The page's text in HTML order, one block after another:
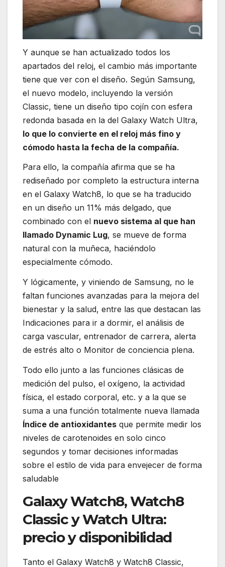
Y aunque se han actualizado todos los
apartados del reloj, el cambio más importante
tiene que ver con el diseño. Según Samsung,
el nuevo modelo, incluyendo la versión
Classic, tiene un diseño tipo cojín con esfera
redonda basada en la del Galaxy Watch Ultra,
lo que lo convierte en el reloj más fino y
cómodo hasta la fecha de la compañía.
Para ello, la compañía afirma que se ha
rediseñado por completo la estructura interna
en el Galaxy Watch8, lo que se ha traducido
en un diseño un 11% más delgado, que
combinado con el nuevo sistema al que han
llamado Dynamic Lug, se mueve de forma
natural con la muñeca, haciéndolo
especialmente cómodo.
Y lógicamente, y viniendo de Samsung, no le
faltan funciones avanzadas para la mejora del
bienestar y la salud, entre las que destacan las
Indicaciones para ir a dormir, el análisis de
carga vascular, entrenador de carrera, alerta
de estrés alto o Monitor de conciencia plena.
Todo ello junto a las funciones clásicas de
medición del pulso, el oxígeno, la actividad
física, el estado corporal, etc. y a la que se
suma a una función totalmente nueva llamada
Índice de antioxidantes que permite medir los
niveles de carotenoides en solo cinco
segundos y tomar decisiones informadas
sobre el estilo de vida para envejecer de forma
saludable
Galaxy Watch8, Watch8
Classic y Watch Ultra:
precio y disponibilidad
Tanto el Galaxy Watch8 y Watch8 Classic,